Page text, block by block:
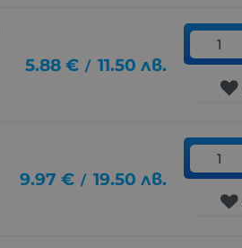
5.88 € / 11.50 лв.
9.97 € / 19.50 лв.